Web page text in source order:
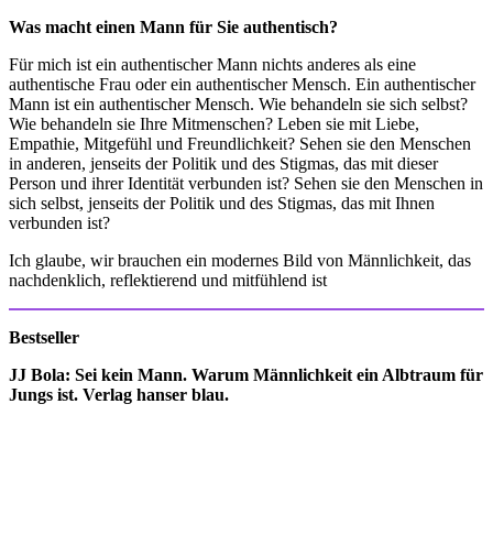
Was macht einen Mann für Sie authentisch?
Für mich ist ein authentischer Mann nichts anderes als eine
authentische Frau oder ein authentischer Mensch. Ein authentischer
Mann ist ein authentischer Mensch. Wie behandeln sie sich selbst?
Wie behandeln sie Ihre Mitmenschen? Leben sie mit Liebe,
Empathie, Mitgefühl und Freundlichkeit? Sehen sie den Menschen
in anderen, jenseits der Politik und des Stigmas, das mit dieser
Person und ihrer Identität verbunden ist? Sehen sie den Menschen in
sich selbst, jenseits der Politik und des Stigmas, das mit Ihnen
verbunden ist?
Ich glaube, wir brauchen ein modernes Bild von Männlichkeit, das
nachdenklich, reflektierend und mitfühlend ist
Bestseller
JJ Bola: Sei kein Mann. Warum Männlichkeit ein Albtraum für
Jungs ist. Verlag hanser blau.